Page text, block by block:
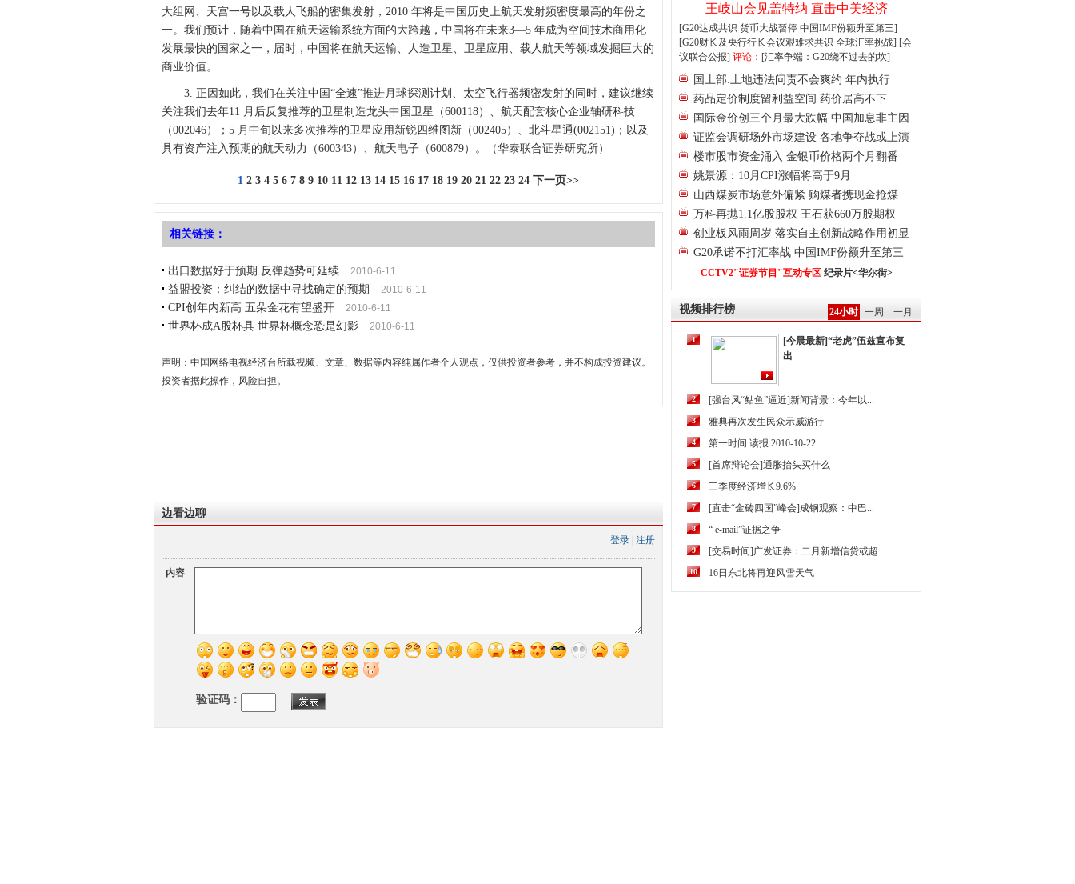
大组网、天宫一号以及载人飞船的密集发射，2010 年将是中国历史上航天发射频密度最高的年份之
一。我们预计，随着中国在航天运输系统方面的大跨越，中国将在未来3—5 年成为空间技术商用化
发展最快的国家之一，届时，中国将在航天运输、人造卫星、卫星应用、载人航天等领域发掘巨大的
商业价值。
3. 正因如此，我们在关注中国“全速”推进月球探测计划、太空飞行器频密发射的同时，建议继续
关注我们去年11 月后反复推荐的卫星制造龙头中国卫星（600118）、航天配套核心企业轴研科技
（002046）；5 月中旬以来多次推荐的卫星应用新锐四维图新（002405）、北斗星通(002151)；以及
具有资产注入预期的航天动力（600343）、航天电子（600879）。（华泰联合证券研究所）
1 2 3 4 5 6 7 8 9 10 11 12 13 14 15 16 17 18 19 20 21 22 23 24 下一页>>
相关链接：
出口数据好于预期 反弹趋势可延续 2010-6-11
益盟投资：纠结的数据中寻找确定的预期 2010-6-11
CPI创年内新高 五朵金花有望盛开 2010-6-11
世界杯成A股杯具 世界杯概念恐是幻影 2010-6-11
声明：中国网络电视经济台所载视频、文章、数据等内容纯属作者个人观点，仅供投资者参考，并不构成投资建议。
投资者据此操作，风险自担。
边看边聊
登录 注册
内容
验证码：
王岐山会见盖特纳 直击中美经济
[G20达成共识 货币大战暂停 中国IMF份额升至第三]
[G20财长及央行行长会议艰难求共识 全球汇率挑战] [会
议联合公报] 评论： [汇率争端：G20绕不过去的坎]
国土部:土地违法问责不会爽约 年内执行
药品定价制度留利益空间 药价居高不下
国际金价创三个月最大跌幅 中国加息非主因
证监会调研场外市场建设 各地争夺战或上演
楼市股市资金涌入 金银币价格两个月翻番
姚景源：10月CPI涨幅将高于9月
山西煤炭市场意外偏紧 购煤者携现金抢煤
万科再抛1.1亿股股权 王石获660万股期权
创业板风雨周岁 落实自主创新战略作用初显
G20承诺不打汇率战 中国IMF份额升至第三
CCTV2"证券节目"互动专区 纪录片<华尔街>
视频排行榜 24小时 一周 一月
1
[今晨最新]“老虎”伍兹宣布复
出
2 [强台风“鲇鱼”逼近]新闻背景：今年以...
3 雅典再次发生民众示威游行
4 第一时间.读报 2010-10-22
5 [首席辩论会]通胀抬头买什么
6 三季度经济增长9.6%
7 [直击“金砖四国”峰会]成钢观察：中巴...
8 “ e-mail”证据之争
9 [交易时间]广发证券：二月新增信贷或超...
10 16日东北将再迎风雪天气